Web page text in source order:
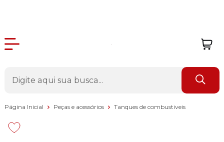
Página Inicial Peças e acessórios Tanques de combustiveis